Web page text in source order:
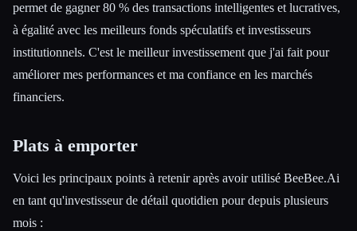
permet de gagner 80 % des transactions intelligentes et lucratives,
à égalité avec les meilleurs fonds spéculatifs et investisseurs
institutionnels. C'est le meilleur investissement que j'ai fait pour
améliorer mes performances et ma confiance en les marchés
financiers.
Plats à emporter
Voici les principaux points à retenir après avoir utilisé BeeBee.Ai
en tant qu'investisseur de détail quotidien pour depuis plusieurs
mois :